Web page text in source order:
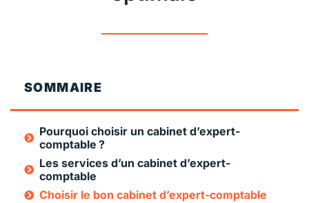
SOMMAIRE
Pourquoi choisir un cabinet d’expert-
comptable ?
Les services d’un cabinet d’expert-
comptable
Choisir le bon cabinet d’expert-comptable